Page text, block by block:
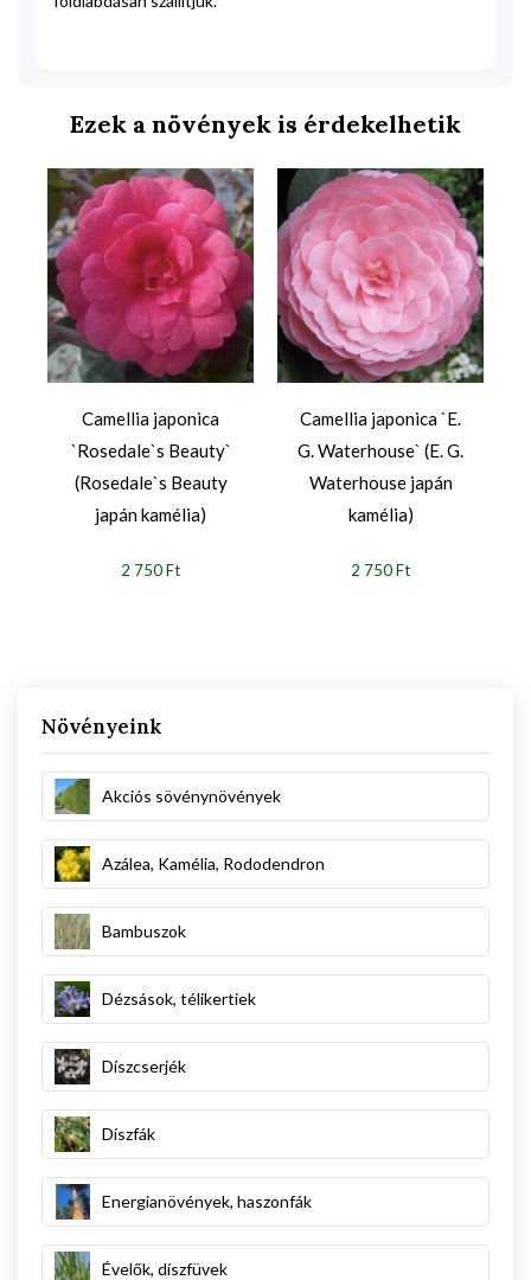
Növényeink
Akciós sövénynövények
Azálea, Kamélia, Rododendron
Bambuszok
Dézsások, télikertiek
Díszcserjék
Díszfák
Energianövények, haszonfák
Évelők, díszfüvek
Ezek a növények is érdekelhetik
Camellia japonica
`Rosedale`s Beauty`
(Rosedale`s Beauty
japán kamélia)
2 750 Ft
Camellia japonica `E.
G. Waterhouse` (E. G.
Waterhouse japán
kamélia)
2 750 Ft